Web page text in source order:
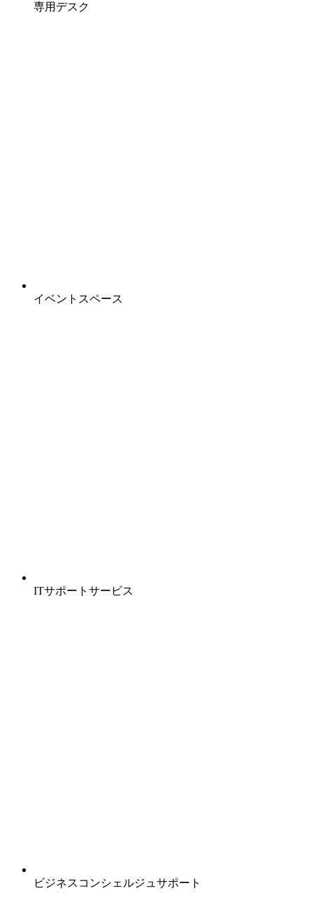
専用デスク
イベントスペース
ITサポートサービス
ビジネスコンシェルジュサポート